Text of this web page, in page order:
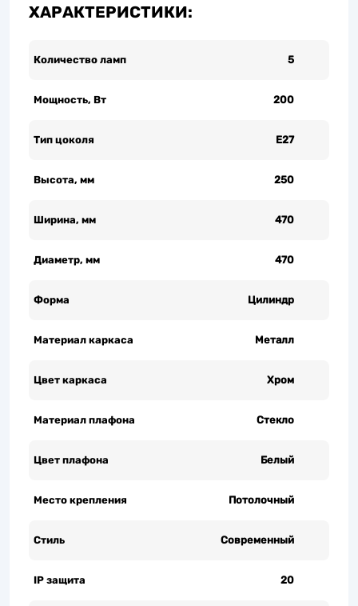
ХАРАКТЕРИСТИКИ:
Количество ламп 5
Мощность, Вт 200
Тип цоколя Е27
Высота, мм 250
Ширина, мм 470
Диаметр, мм 470
Форма Цилиндр
Материал каркаса Металл
Цвет каркаса Хром
Материал плафона Стекло
Цвет плафона Белый
Место крепления Потолочный
Стиль Современный
IP защита 20